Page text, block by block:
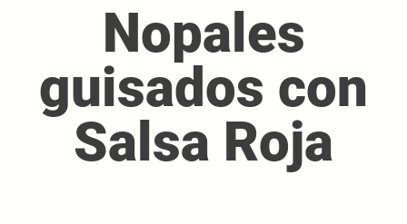
Nopales
guisados con
Salsa Roja